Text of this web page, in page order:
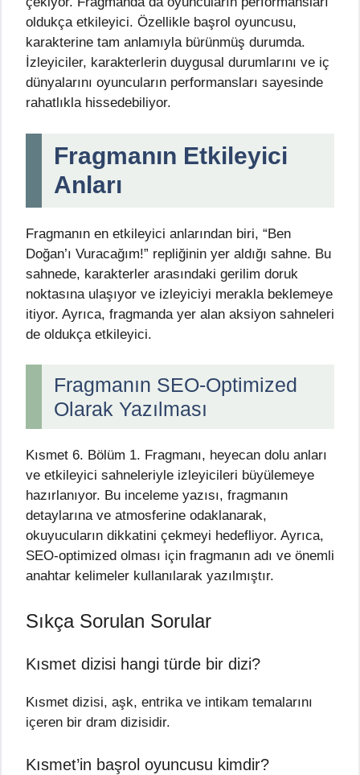
oldukça etkileyici. Özellikle başrol oyuncusu,
karakterine tam anlamıyla bürünmüş durumda.
İzleyiciler, karakterlerin duygusal durumlarını ve iç
dünyalarını oyuncuların performansları sayesinde
rahatlıkla hissedebiliyor.
Fragmanın Etkileyici
Anları
Fragmanın en etkileyici anlarından biri, “Ben
Doğan’ı Vuracağım!” repliğinin yer aldığı sahne. Bu
sahnede, karakterler arasındaki gerilim doruk
noktasına ulaşıyor ve izleyiciyi merakla beklemeye
itiyor. Ayrıca, fragmanda yer alan aksiyon sahneleri
de oldukça etkileyici.
Fragmanın SEO-Optimized
Olarak Yazılması
Kısmet 6. Bölüm 1. Fragmanı, heyecan dolu anları
ve etkileyici sahneleriyle izleyicileri büyülemeye
hazırlanıyor. Bu inceleme yazısı, fragmanın
detaylarına ve atmosferine odaklanarak,
okuyucuların dikkatini çekmeyi hedefliyor. Ayrıca,
SEO-optimized olması için fragmanın adı ve önemli
anahtar kelimeler kullanılarak yazılmıştır.
Sıkça Sorulan Sorular
Kısmet dizisi hangi türde bir dizi?
Kısmet dizisi, aşk, entrika ve intikam temalarını
içeren bir dram dizisidir.
Kısmet’in başrol oyuncusu kimdir?